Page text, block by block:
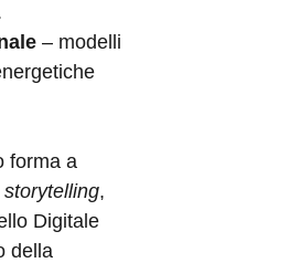
– modelli
forma a
storytelling,
Digitale
della